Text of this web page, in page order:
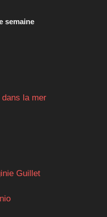
semaine
la mer
Guillet